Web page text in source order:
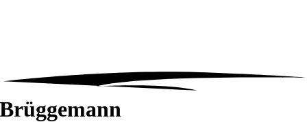
Brüggemann